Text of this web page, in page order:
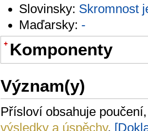
Slovinsky: Skromnost
Maďarsky: -
+ Komponenty
šlechtí Lemma:šlechtit
Význam(y)
Přísloví obsahuje
výsledky a úspěchy.